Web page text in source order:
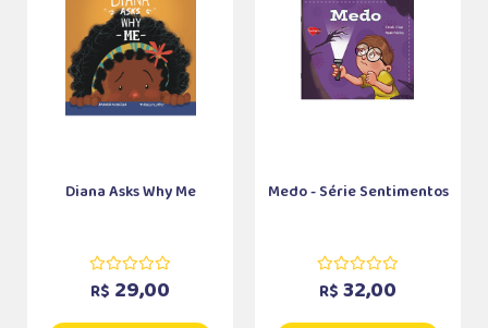
Diana Asks Why Me
R$ 29,00
Medo - Série Sentimentos
R$ 32,00